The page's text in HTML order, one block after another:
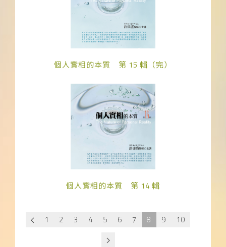
個人實相的本質 第 15 輯（完）
個人實相的本質 第 14 輯
1 2 3 4 5 6 7 8 9 10